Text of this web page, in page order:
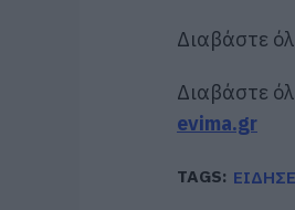
Διαβάστε
Διαβάστε
evima.gr
TAGS: